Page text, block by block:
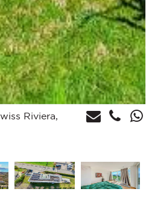
Riviera,